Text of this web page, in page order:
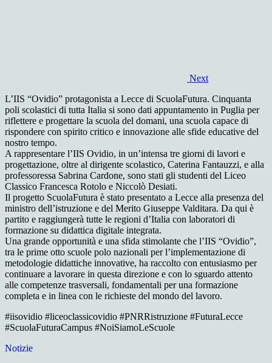
Next
L’IIS “Ovidio” protagonista a Lecce di ScuolaFutura. Cinquanta
poli scolastici di tutta Italia si sono dati appuntamento in Puglia per
riflettere e progettare la scuola del domani, una scuola capace di
rispondere con spirito critico e innovazione alle sfide educative del
nostro tempo.
A rappresentare l’IIS Ovidio, in un’intensa tre giorni di lavori e
progettazione, oltre al dirigente scolastico, Caterina Fantauzzi, e alla
professoressa Sabrina Cardone, sono stati gli studenti del Liceo
Classico Francesca Rotolo e Niccolò Desiati.
Il progetto ScuolaFutura è stato presentato a Lecce alla presenza del
ministro dell’istruzione e del Merito Giuseppe Valditara. Da qui è
partito e raggiungerà tutte le regioni d’Italia con laboratori di
formazione su didattica digitale integrata.
Una grande opportunità e una sfida stimolante che l’IIS “Ovidio”,
tra le prime otto scuole polo nazionali per l’implementazione di
metodologie didattiche innovative, ha raccolto con entusiasmo per
continuare a lavorare in questa direzione e con lo sguardo attento
alle competenze trasversali, fondamentali per una formazione
completa e in linea con le richieste del mondo del lavoro.
#iisovidio #liceoclassicovidio #PNRRistruzione #FuturaLecce
#ScuolaFuturaCampus #NoiSiamoLeScuole
Notizie